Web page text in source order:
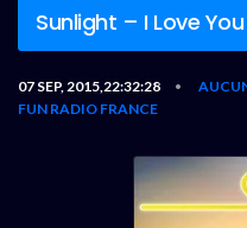
Sunlight – I Love
07 SEP, 2015,22:32:28 •
FUN RADIO FRANCE